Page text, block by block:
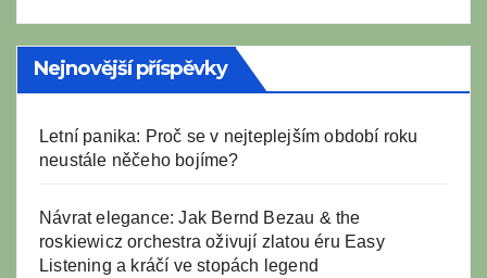
Nejnovější příspěvky
Letní panika: Proč se v nejteplejším období roku
neustále něčeho bojíme?
Návrat elegance: Jak Bernd Bezau & the
roskiewicz orchestra oživují zlatou éru Easy
Listening a kráčí ve stopách legend